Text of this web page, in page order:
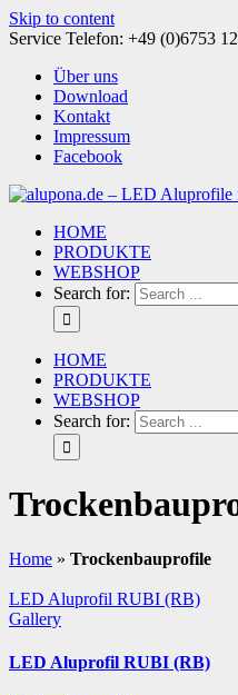
Skip to content
Service Telefon: +49 (0)6753
Über uns
Download
Kontakt
Impressum
Facebook
HOME
PRODUKTE
WEBSHOP
Search for:
HOME
PRODUKTE
WEBSHOP
Search for:
Home » Trockenbauprofile
LED Aluprofil RUBI (RB)
Gallery
LED Aluprofil RUBI (RB)